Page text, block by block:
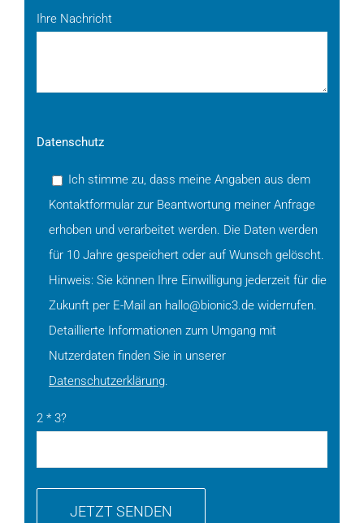
Ihre Nachricht
Datenschutz
Ich stimme zu, dass meine Angaben aus dem
Kontaktformular zur Beantwortung meiner Anfrage
erhoben und verarbeitet werden. Die Daten werden
für 10 Jahre gespeichert oder auf Wunsch gelöscht.
Hinweis: Sie können Ihre Einwilligung jederzeit für die
Zukunft per E-Mail an hallo@bionic3.de widerrufen.
Detaillierte Informationen zum Umgang mit
Nutzerdaten finden Sie in unserer
Datenschutzerklärung.
2 * 3?